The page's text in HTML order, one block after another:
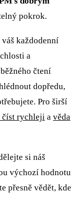
pokrok.
váš každodenní
a
čtení
dopředu,
Pro širší
číst rychleji a věda
si náš
výchozí hodnotu
přesně vědět, kde